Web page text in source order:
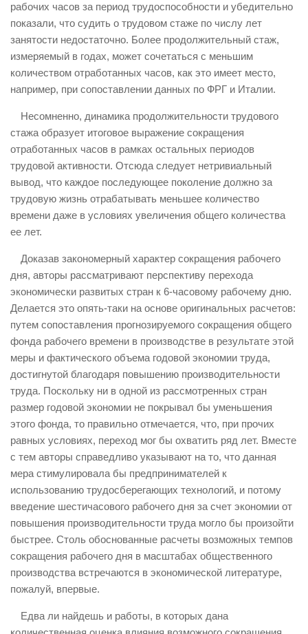
рабочих часов за период трудоспособности и убедительно
показали, что судить о трудовом стаже по числу лет
занятости недостаточно. Более продолжительный стаж,
измеряемый в годах, может сочетаться с меньшим
количеством отработанных часов, как это имеет место,
например, при сопоставлении данных по ФРГ и Италии.
Несомненно, динамика продолжительности трудового
стажа образует итоговое выражение сокращения
отработанных часов в рамках остальных периодов
трудовой активности. Отсюда следует нетривиальный
вывод, что каждое последующее поколение должно за
трудовую жизнь отрабатывать меньшее количество
времени даже в условиях увеличения общего количества
ее лет.
Доказав закономерный характер сокращения рабочего
дня, авторы рассматривают перспективу перехода
экономически развитых стран к 6-часовому рабочему дню.
Делается это опять-таки на основе оригинальных расчетов:
путем сопоставления прогнозируемого сокращения общего
фонда рабочего времени в производстве в результате этой
меры и фактического объема годовой экономии труда,
достигнутой благодаря повышению производительности
труда. Поскольку ни в одной из рассмотренных стран
размер годовой экономии не покрывал бы уменьшения
этого фонда, то правильно отмечается, что, при прочих
равных условиях, переход мог бы охватить ряд лет. Вместе
с тем авторы справедливо указывают на то, что данная
мера стимулировала бы предпринимателей к
использованию трудосберегающих технологий, и потому
введение шестичасового рабочего дня за счет экономии от
повышения производительности труда могло бы произойти
быстрее. Столь обоснованные расчеты возможных темпов
сокращения рабочего дня в масштабах общественного
производства встречаются в экономической литературе,
пожалуй, впервые.
Едва ли найдешь и работы, в которых дана